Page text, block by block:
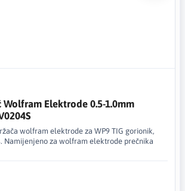
Wolfram Elektrode 0.5-1.0mm
wolfram elektrode za WP9 TIG gorionik,
Namijenjeno za wolfram elektrode prečnika